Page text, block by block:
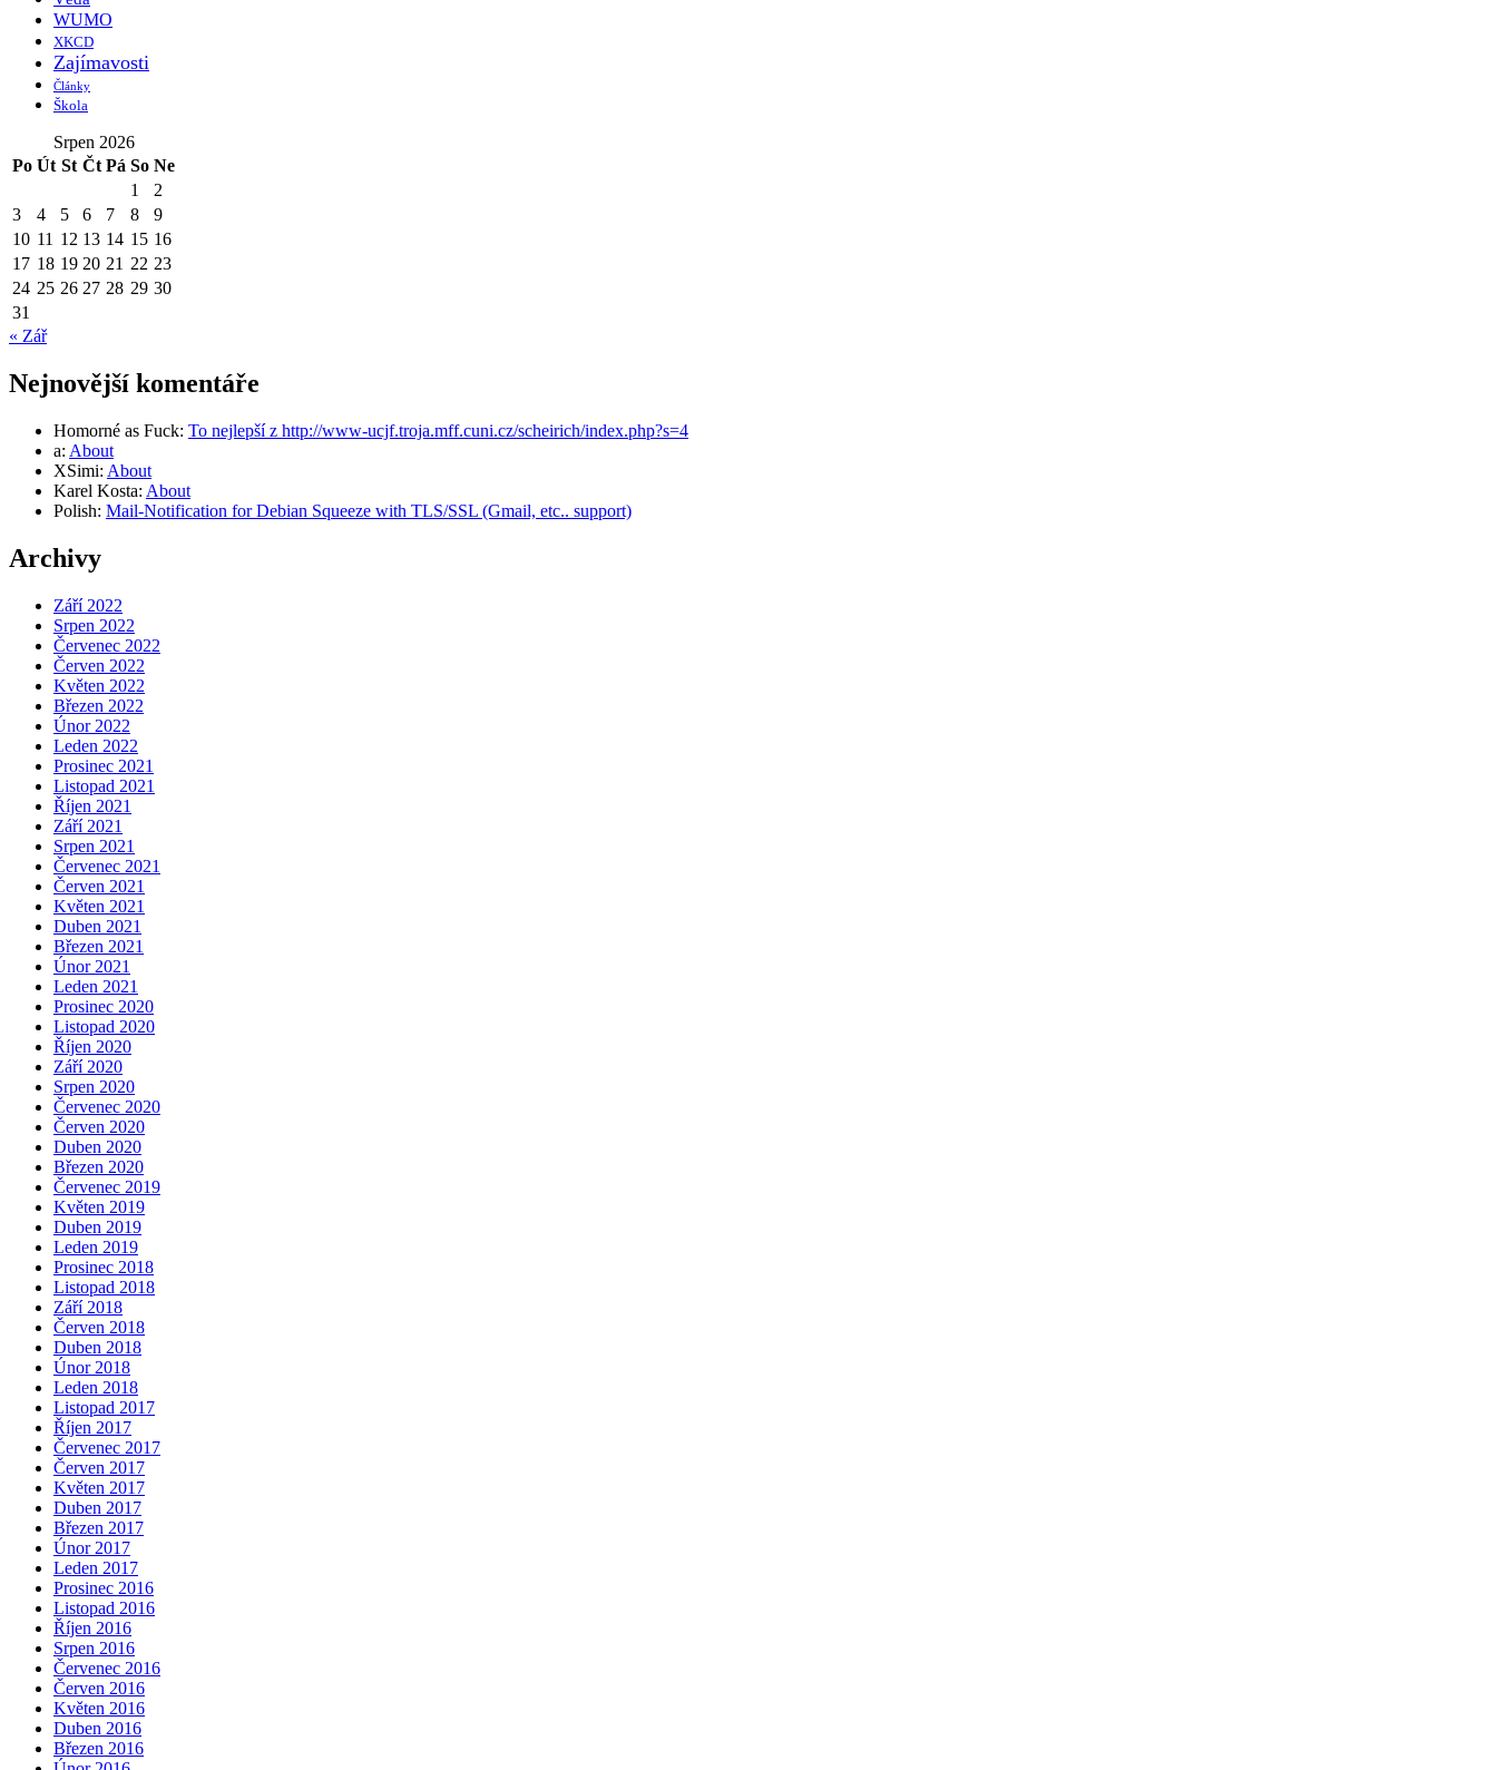
WUMO
XKCD
Zajímavosti
Články
Škola
Srpen 2026
Po Út St Čt Pá So Ne
1
2
3
4 5 6 7 8
9
10 11 12 13 14 15 16
17 18 19 20 21 22 23
24 25 26 27 28 29 30
31
« Zář
Nejnovější komentáře
Homorné as Fuck: To nejlepší z http://www-ucjf.troja.mff.cuni.cz/scheirich/index.php?s=4
a: About
XSimi: About
Karel Kosta: About
Polish: Mail-Notification for Debian Squeeze with TLS/SSL (Gmail, etc.. support)
Archivy
Září 2022
Srpen 2022
Červenec 2022
Červen 2022
Květen 2022
Březen 2022
Únor 2022
Leden 2022
Prosinec 2021
Listopad 2021
Říjen 2021
Září 2021
Srpen 2021
Červenec 2021
Červen 2021
Květen 2021
Duben 2021
Březen 2021
Únor 2021
Leden 2021
Prosinec 2020
Listopad 2020
Říjen 2020
Září 2020
Srpen 2020
Červenec 2020
Červen 2020
Duben 2020
Březen 2020
Červenec 2019
Květen 2019
Duben 2019
Leden 2019
Prosinec 2018
Listopad 2018
Září 2018
Červen 2018
Duben 2018
Únor 2018
Leden 2018
Listopad 2017
Říjen 2017
Červenec 2017
Červen 2017
Květen 2017
Duben 2017
Březen 2017
Únor 2017
Leden 2017
Prosinec 2016
Listopad 2016
Říjen 2016
Srpen 2016
Červenec 2016
Červen 2016
Květen 2016
Duben 2016
Březen 2016